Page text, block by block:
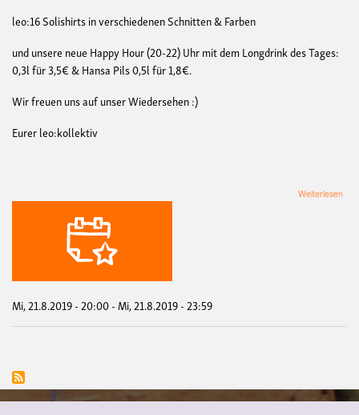
leo:16 Solishirts in verschiedenen Schnitten & Farben
und unsere neue Happy Hour (20-22) Uhr mit dem Longdrink des Tages:
0,3l für 3,5€ & Hansa Pils 0,5l für 1,8€.
Wir freuen uns auf unser Wiedersehen :)
Eurer leo:kollektiv
Weiterlesen
das
Mi, 21.8.2019 - 20:00-Mi, 21.8.2019 - 23:59